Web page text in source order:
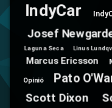
IndyCar
Josef
Laguna Seca Linus
Marcus Ericsson
Opinió Pato
Scott Dixon